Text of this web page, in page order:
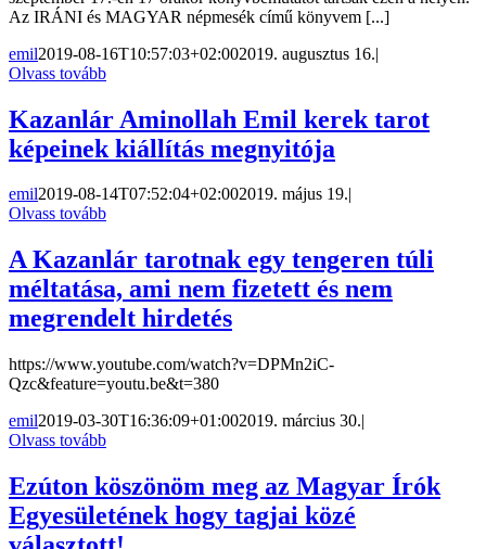
Az IRÁNI és MAGYAR népmesék című könyvem [...]
emil2019-08-16T10:57:03+02:002019. augusztus 16.|
Olvass tovább
Kazanlár Aminollah Emil kerek tarot
képeinek kiállítás megnyitója
emil2019-08-14T07:52:04+02:002019. május 19.|
Olvass tovább
A Kazanlár tarotnak egy tengeren túli
méltatása, ami nem fizetett és nem
megrendelt hirdetés
https://www.youtube.com/watch?v=DPMn2iC-
Qzc&feature=youtu.be&t=380
emil2019-03-30T16:36:09+01:002019. március 30.|
Olvass tovább
Ezúton köszönöm meg az Magyar Írók
Egyesületének hogy tagjai közé